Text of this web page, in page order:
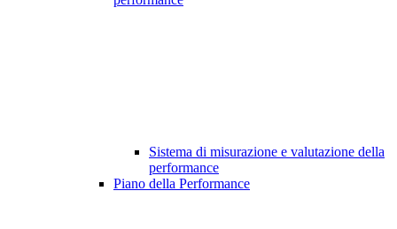
Sistema di misurazione e valutazione della
performance
Piano della Performance